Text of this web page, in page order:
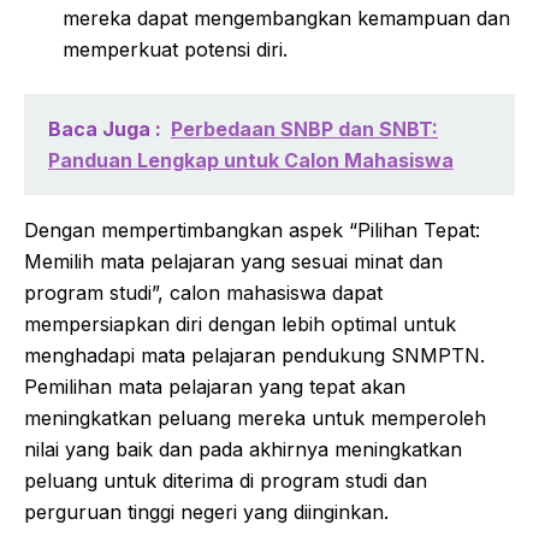
mereka dapat mengembangkan kemampuan dan
memperkuat potensi diri.
Baca Juga : Perbedaan SNBP dan SNBT:
Panduan Lengkap untuk Calon Mahasiswa
Dengan mempertimbangkan aspek “Pilihan Tepat:
Memilih mata pelajaran yang sesuai minat dan
program studi”, calon mahasiswa dapat
mempersiapkan diri dengan lebih optimal untuk
menghadapi mata pelajaran pendukung SNMPTN.
Pemilihan mata pelajaran yang tepat akan
meningkatkan peluang mereka untuk memperoleh
nilai yang baik dan pada akhirnya meningkatkan
peluang untuk diterima di program studi dan
perguruan tinggi negeri yang diinginkan.